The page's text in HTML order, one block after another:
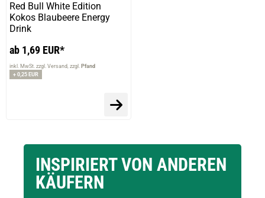
Red Bull White Edition
Kokos Blaubeere Energy
Drink
ab 1,69 EUR*
inkl. MwSt. zzgl. Versand zzgl. Pfand
+ 0,25 EUR
INSPIRIERT VON ANDEREN
KÄUFERN